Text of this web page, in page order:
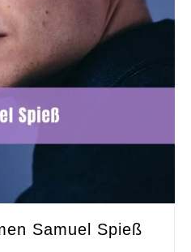
Samuel Spieß